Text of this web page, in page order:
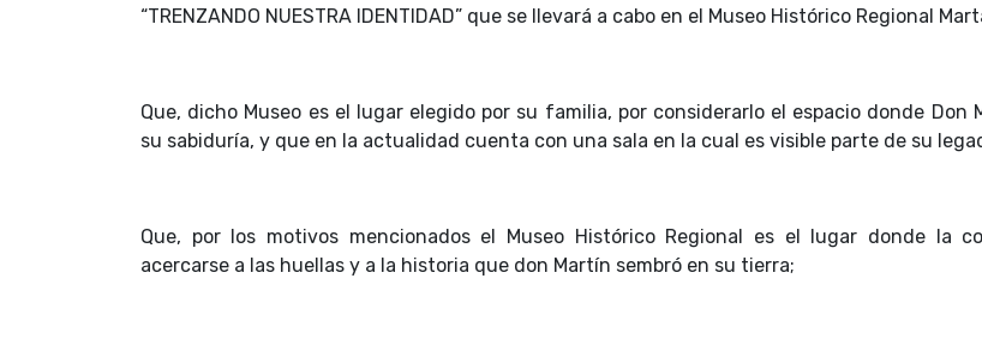
“TRENZANDO NUESTRA IDENTIDAD” que se llevará a cabo en el Museo Histórico Regional
Que, dicho Museo es el lugar elegido por su familia, por considerarlo el espacio donde Don
su sabiduría, y que en la actualidad cuenta con una sala en la cual es visible parte de su
Que, por los motivos mencionados el Museo Histórico Regional es el lugar donde la
acercarse a las huellas y a la historia que don Martín sembró en su tierra;